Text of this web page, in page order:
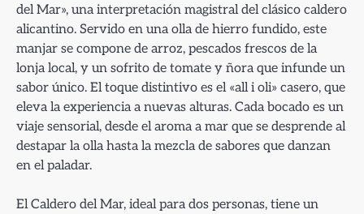
del Mar», una interpretación magistral del clásico caldero
alicantino. Servido en una olla de hierro fundido, este
manjar se compone de arroz, pescados frescos de la
lonja local, y un sofrito de tomate y ñora que infunde un
sabor único. El toque distintivo es el «all i oli» casero, que
eleva la experiencia a nuevas alturas. Cada bocado es un
viaje sensorial, desde el aroma a mar que se desprende al
destapar la olla hasta la mezcla de sabores que danzan
en el paladar.
El Caldero del Mar, ideal para dos personas, tiene un